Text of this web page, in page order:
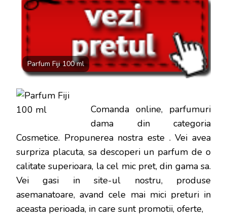
ML
LEI
Parfum Fiji 100 ml
Comanda online, parfumuri
dama din categoria
Cosmetice. Propunerea nostra este . Vei avea
surpriza placuta, sa descoperi un parfum de o
calitate superioara, la cel mic pret, din gama sa.
Vei gasi in site-ul nostru, produse
asemanatoare, avand cele mai mici preturi in
aceasta perioada, in care sunt promotii, oferte,